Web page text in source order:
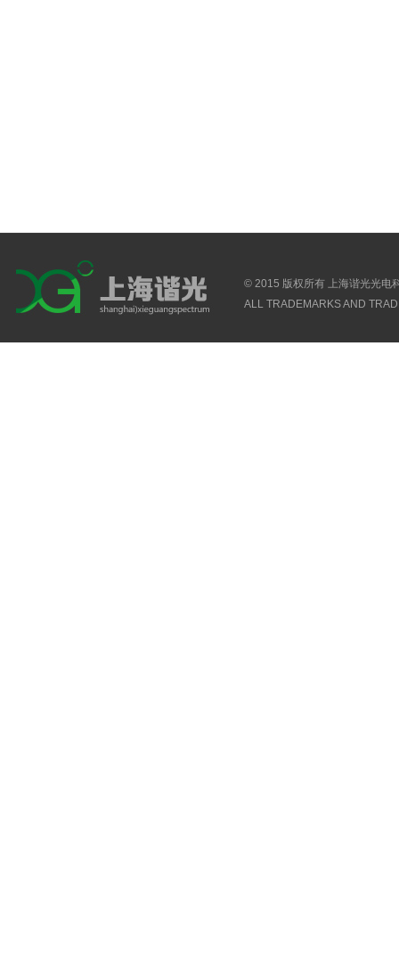
© 2015 版权所有 上海谐光光电
ALL TRADEMARKS AND